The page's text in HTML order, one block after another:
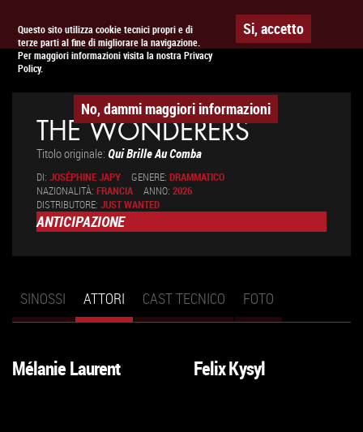
Questo sito utilizza cookie tecnici propri e di
terze parti al fine di migliorare la navigazione.
Per maggiori informazioni visita la nostra Privacy
Policy.
Si, accetto
No, dammi maggiori informazioni
APPUNTAMENTO AL CINEMA
THE WONDERERS
Titolo originale: Qui Brille Au Comba
DI: JOSÉPHINE JAPY GENERE: DRAMMATICO
NAZIONALITÀ: FRANCIA ANNO: 2026
DISTRIBUTORE: JUST WANTED
ANTICIPAZIONE
Schede primarie
SINOSSI ATTORI (SCHEDA
ATTIVA)
CAST TECNICO FOTO
VAI
Mélanie Laurent
VAI
Felix Kysyl